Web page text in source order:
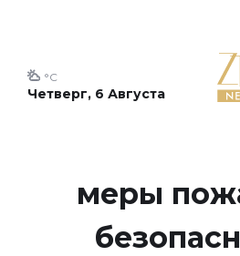
Четверг, 6 Августа
°C
меры